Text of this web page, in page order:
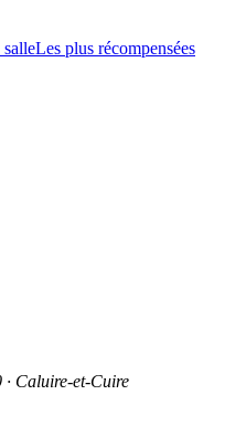
salleLes plus récompensées
· Caluire-et-Cuire